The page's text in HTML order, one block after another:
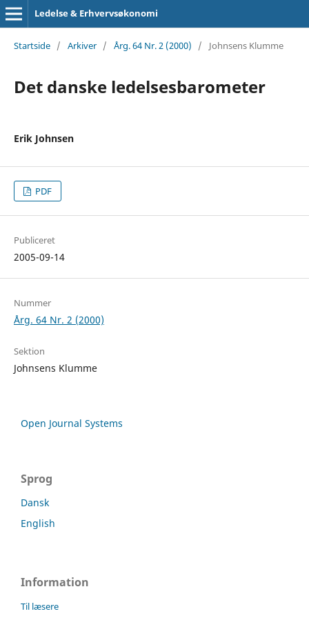
Ledelse & Erhvervsøkonomi
Startside / Arkiver / Årg. 64 Nr. 2 (2000) / Johnsens Klumme
Det danske ledelsesbarometer
Erik Johnsen
PDF
Publiceret
2005-09-14
Nummer
Årg. 64 Nr. 2 (2000)
Sektion
Johnsens Klumme
Open Journal Systems
Sprog
Dansk
English
Information
Til læsere